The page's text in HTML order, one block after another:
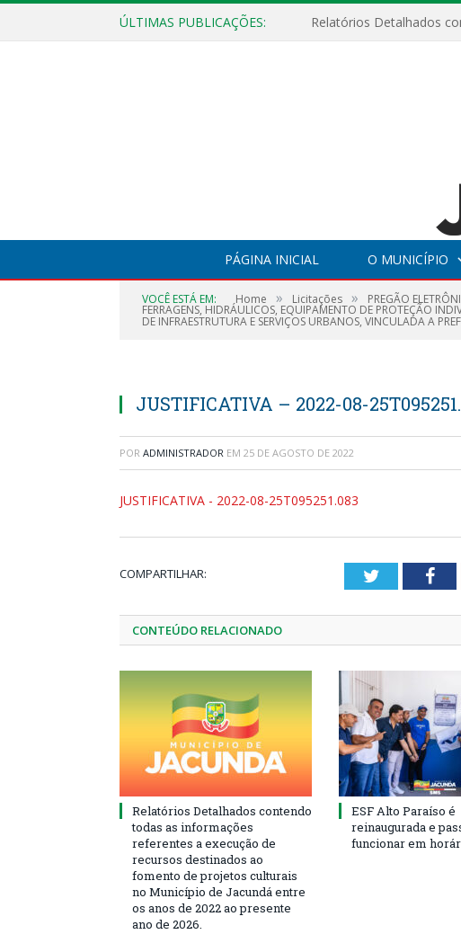
ÚLTIMAS PUBLICAÇÕES:
PÁGINA INICIAL O MUNICÍPIO
VOCÊ ESTÁ EM: Home » Licitações » PREGÃO
FERRAGENS, HIDRÁULICOS, EQUIPAMENTO DE PROTEÇÃO
DE INFRAESTRUTURA E SERVIÇOS URBANOS, VINCULADA A
JUSTIFICATIVA – 2022-08-
POR ADMINISTRADOR EM 25 DE AGOSTO DE 2022
JUSTIFICATIVA - 2022-08-25T095251.083
COMPARTILHAR: Twitter
CONTEÚDO RELACIONADO
Relatórios Detalhados contendo
todas as informações
referentes a execução de
recursos destinados ao
fomento de projetos culturais
no Município de Jacundá entre
os anos de 2022 ao presente
ano de 2026.
ESF Alto Paraíso é
reinaugurada e
funcionar em